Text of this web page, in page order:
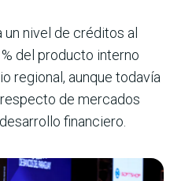
un nivel de créditos al
del producto interno
regional, aunque todavía
de mercados
financiero.